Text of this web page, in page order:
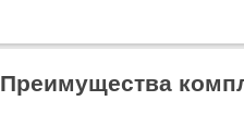
Преимущества